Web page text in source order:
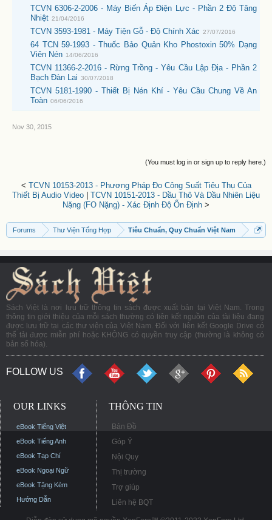
TCVN 6306-2-2006 - Máy Biến Áp Điện Lực - Phần 2 Độ Tăng
Nhiệt 21/04/2016
TCVN 3593-1981 - Máy Tiện Gỗ - Độ Chính Xác 27/07/2016
64 TCN 59-1993 - Thuốc Bảo Quản Kho Phostoxin 50% Dạng
Viên Nén 14/06/2016
TCVN 11366-2-2016 - Rừng Trồng - Yêu Cầu Lập Địa - Phần 2
Bạch Đàn Lai 30/07/2018
TCVN 5181-1990 - Thiết Bị Nén Khí - Yêu Cầu Chung Về An
Toàn 06/06/2016
Nov 30, 2015
(You must log in or sign up to reply here.)
< TCVN 10153-2013 - Phương Pháp Đo Công Suất Tiêu Thụ Của
Thiết Bị Audio Video
TCVN 10151-2013 - Dầu Thô Và Dầu Nhiên Liệu
Nặng (FO Nặng) - Xác Định Độ Ổn Định >
Forums Thư Viện Tổng Hợp Tiêu Chuẩn, Quy Chuẩn Việt Nam
Sách Việt là nơi lưu trữ thông tin sách được xuất bản tại Việt Nam. Trong
thông tin giới thiệu của mỗi sách thường có liên kết nguồn của tài liệu đang
được lưu trữ tại các thư viện của Việt Nam. Đối với liên kết Google Drive có
thể tải được miễn phí hoặc KHÔNG có quyền truy cập (thường là không có
bản số hóa).
FOLLOW US
OUR LINKS
eBook Tiếng Việt
eBook Tiếng Anh
eBook Tạp Chí
eBook Ngoại Ngữ
eBook Tặng Kèm
Hướng Dẫn
THÔNG TIN
Bản Đồ
Góp Ý
Nội Quy
Thị trường
Trợ giúp
Liên hệ BQT